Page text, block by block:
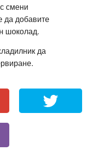
смени
да добавите
шоколад.
да